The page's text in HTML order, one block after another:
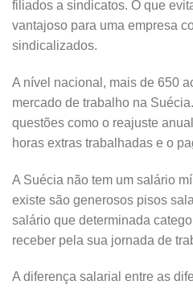
filiados a sindicatos. O que
vantajoso para uma empresa
sindicalizados.
A nível nacional, mais de 650
mercado de trabalho na
questões como o reajuste
horas extras trabalhadas e o
A Suécia não tem um salário
existe são generosos pisos
salário que determinada
receber pela sua jornada de
A diferença salarial entre as